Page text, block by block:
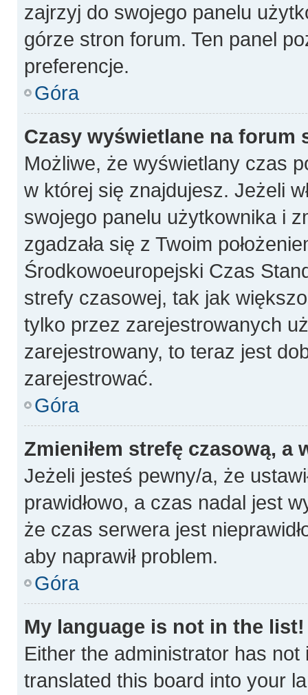
zajrzyj do swojego panelu
górze stron forum. Ten panel
preferencje.
Góra
Czasy wyświetlane na forum
Możliwe, że wyświetlany czas
w której się znajdujesz. Jeżeli
swojego panelu użytkownika i
zgadzała się z Twoim
Środkowoeuropejski Czas
strefy czasowej, tak jak
tylko przez zarejestrowanych
zarejestrowany, to teraz jest
zarejestrować.
Góra
Zmieniłem strefę czasową, a
Jeżeli jesteś pewny/a, że
prawidłowo, a czas nadal jest
że czas serwera jest
aby naprawił problem.
Góra
My language is not in the list!
Either the administrator has
translated this board into your